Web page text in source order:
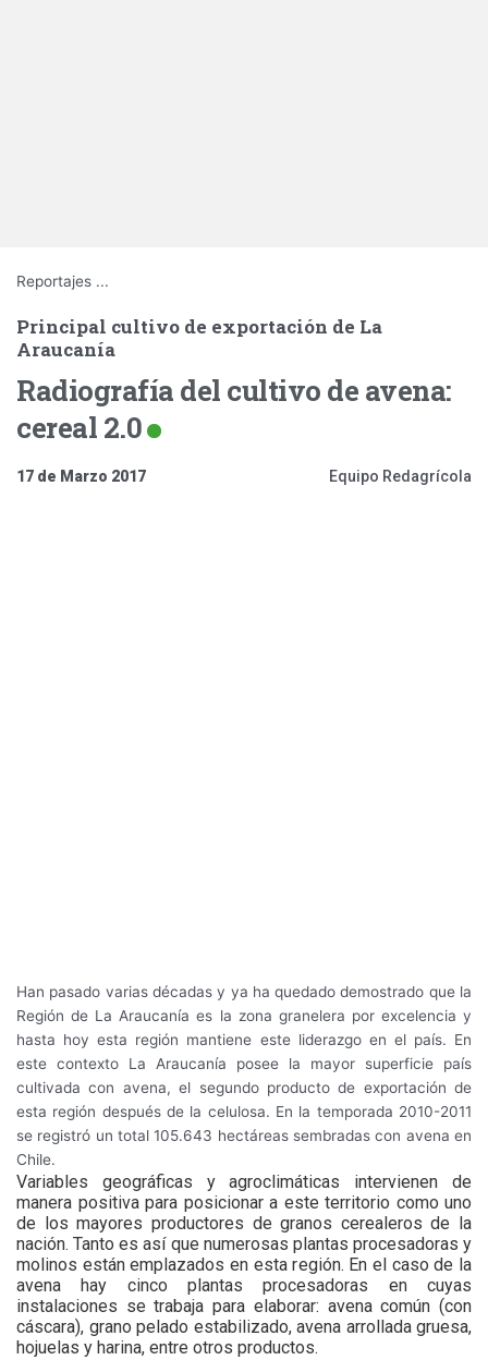
Reportajes ...
Principal cultivo de exportación de La
Araucanía
Radiografía del cultivo de avena:
cereal 2.0
17 de Marzo 2017 Equipo Redagrícola
Han pasado varias décadas y ya ha quedado demostrado que la
Región de La Araucanía es la zona granelera por excelencia y
hasta hoy esta región mantiene este liderazgo en el país. En
este contexto La Araucanía posee la mayor superficie país
cultivada con avena, el segundo producto de exportación de
esta región después de la celulosa. En la temporada 2010-2011
se registró un total 105.643 hectáreas sembradas con avena en
Chile.
Variables geográficas y agroclimáticas intervienen de
manera positiva para posicionar a este territorio como uno
de los mayores productores de granos cerealeros de la
nación. Tanto es así que numerosas plantas procesadoras y
molinos están emplazados en esta región. En el caso de la
avena hay cinco plantas procesadoras en cuyas
instalaciones se trabaja para elaborar: avena común (con
cáscara), grano pelado estabilizado, avena arrollada gruesa,
hojuelas y harina, entre otros productos.